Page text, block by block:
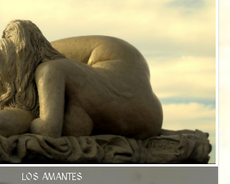
LOS AMANTES